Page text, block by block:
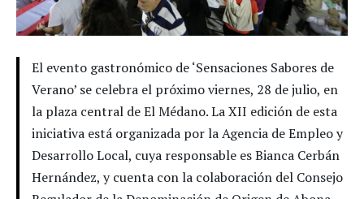
El evento gastronómico de ‘Sensaciones Sabores de
Verano’ se celebra el próximo viernes, 28 de julio, en
la plaza central de El Médano. La XII edición de esta
iniciativa está organizada por la Agencia de Empleo y
Desarrollo Local, cuya responsable es Bianca Cerbán
Hernández, y cuenta con la colaboración del Consejo